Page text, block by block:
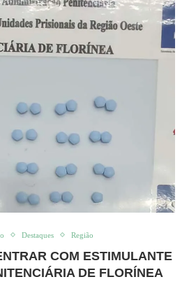
Destaques Região
COM ESTIMULANTE
DE FLORÍNEA